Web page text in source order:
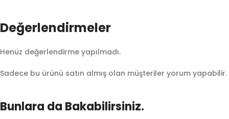
Değerlendirmeler
Henüz değerlendirme yapılmadı.
Sadece bu ürünü satın almış olan müşteriler yorum yapabilir.
Bunlara da Bakabilirsiniz.